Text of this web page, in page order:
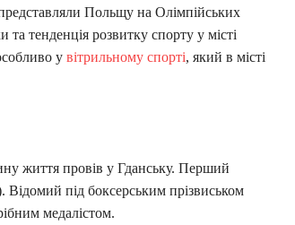
Польщу на Олімпійських
та тенденція розвитку спорту у місті
у вітрильному спорті, який в місті
життя провів у Гданську. Перший
під боксерським прізвиськом
медалістом.